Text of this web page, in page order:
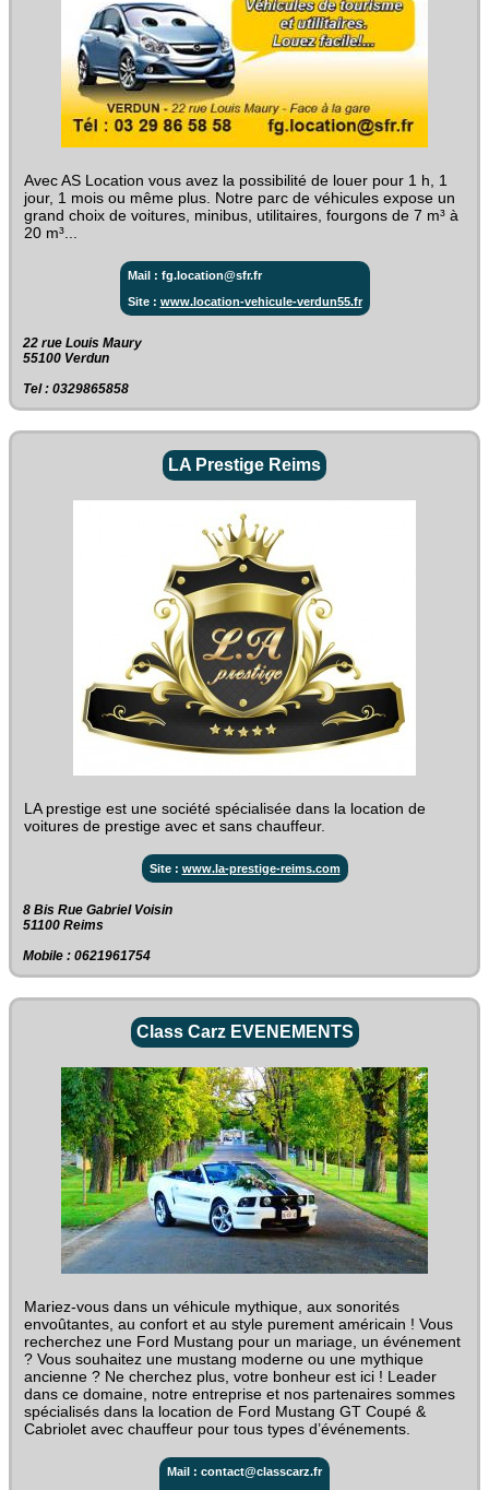
Avec AS Location vous avez la possibilité de louer pour 1 h, 1
jour, 1 mois ou même plus. Notre parc de véhicules expose un
grand choix de voitures, minibus, utilitaires, fourgons de 7 m³ à
20 m³...
Mail : fg.location@sfr.fr
Site : www.location-vehicule-verdun55.fr
22 rue Louis Maury ‎
55100 Verdun
Tel : 0329865858
LA Prestige Reims
LA prestige est une société spécialisée dans la location de
voitures de prestige avec et sans chauffeur.
Site : www.la-prestige-reims.com
8 Bis Rue Gabriel Voisin‎
51100 Reims
Mobile : 0621961754
Class Carz EVENEMENTS
Mariez-vous dans un véhicule mythique, aux sonorités
envoûtantes, au confort et au style purement américain ! Vous
recherchez une Ford Mustang pour un mariage, un événement
? Vous souhaitez une mustang moderne ou une mythique
ancienne ? Ne cherchez plus, votre bonheur est ici ! Leader
dans ce domaine, notre entreprise et nos partenaires sommes
spécialisés dans la location de Ford Mustang GT Coupé &
Cabriolet avec chauffeur pour tous types d’événements.
Mail : contact@classcarz.fr